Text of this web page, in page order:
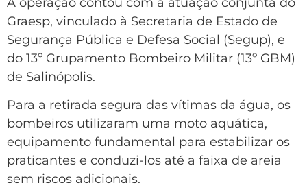
Graesp, vinculado à Secretaria de Estado de
Segurança Pública e Defesa Social (Segup), e
do 13º Grupamento Bombeiro Militar (13º GBM)
de Salinópolis.
Para a retirada segura das vítimas da água, os
bombeiros utilizaram uma moto aquática,
equipamento fundamental para estabilizar os
praticantes e conduzi-los até a faixa de areia
sem riscos adicionais.